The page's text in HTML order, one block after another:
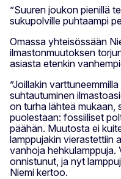
”Suuren joukon pienillä
sukupolville puhtaampi
Omassa yhteisössään
ilmastonmuutoksen
asiasta etenkin
”Joillakin
suhtautuminen
on turha lähteä mukaan,
puolestaan: fossiiliset
päähän. Muutosta ei
lamppujakin vierastettiin
vanhoja hehkulamppuja.
onnistunut, ja nyt
Niemi kertoo.